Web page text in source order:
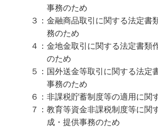
事務のため
３：金融商品取引に関する法定書
務のため
４：金地金取引に関する法定書類
のため
５：国外送金等取引に関する法定
事務のため
６：非課税貯蓄制度等の適用に関
７：教育等資金非課税制度等に関
成・提供事務のため